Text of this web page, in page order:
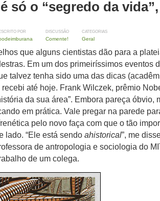
só o “segredo da
POR DISCUSSÃO
Comente!
CATEGORIAS
Geral
que alguns cientistas dão para a
Em um dos primeiríssimos eventos
talvez tenha sido uma das dicas
até hoje. Frank Wilczek, prêmio
da sua área”. Embora pareça óbvio,
em prática. Vale pregar na parede
pelo novo faça com que o tão
lado. “Ele está sendo ahistorical”, me
de antropologia e sociologia do
de um colega.